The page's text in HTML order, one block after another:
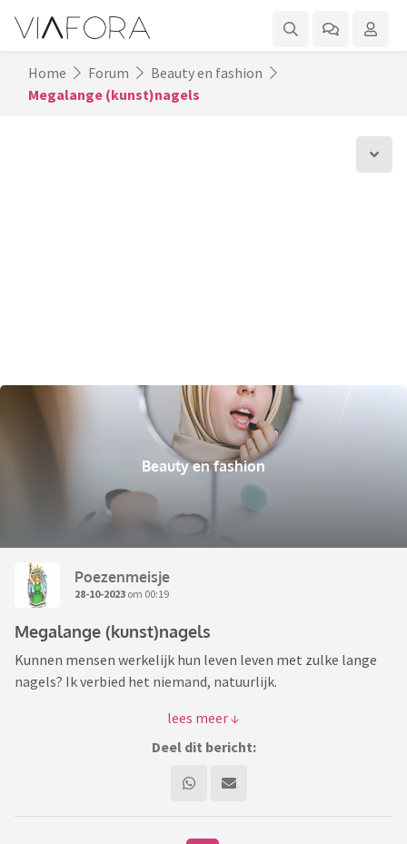
Home Forum
Beauty en fashion
Megalange (kunst)nagels
Beauty en fashion
Poezenmeisje
28-10-2023 om 00:19
Megalange (kunst)nagels
Kunnen mensen werkelijk hun leven leven met zulke lange
nagels? Ik verbied het niemand, natuurlijk.
Ik denk alleen maar: "Hoe veeg je in vredesnaam je kont
Deel dit bericht: